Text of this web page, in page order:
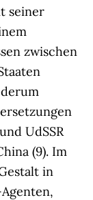
seiner
zwischen
UdSSR
(9). Im
in